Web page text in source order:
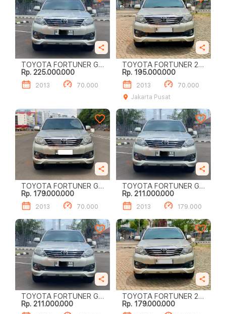
TOYOTA FORTUNER G
LUX 2.7
Rp. 225.000.000
2013 70.000
TOYOTA FORTUNER 2.7
G LUX
Rp. 195.000.000
2013
70.000
Jakarta Pusat
TOYOTA FORTUNER G
LUX
Rp. 179.000.000
2013 70.000
TOYOTA FORTUNER G
LUXURY
Rp. 211.000.000
2013 179.000
TOYOTA FORTUNER G
LUXURY 2.7
Rp. 211.000.000
TOYOTA FORTUNER 2.7
G LUX
Rp. 179.000.000